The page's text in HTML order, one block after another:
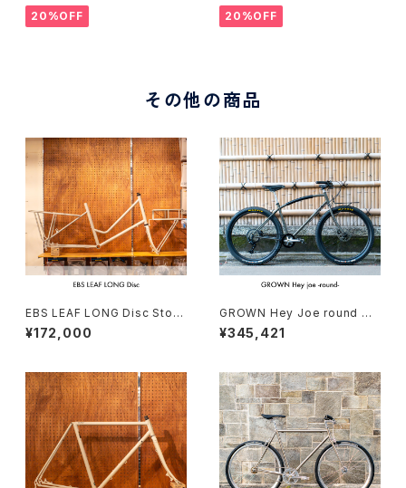
20%OFF 20%OFF
その他の商品
EBS LEAF LONG Disc Stoc
k frame Order（deposit）
¥172,000
GROWN Hey Joe round Cu
stom complete bike（165-1
75cm）
¥345,421